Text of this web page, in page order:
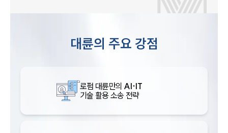
대륜의 주요 강점
로펌 대륜만의 AI·IT
기술 활용 소송 전략